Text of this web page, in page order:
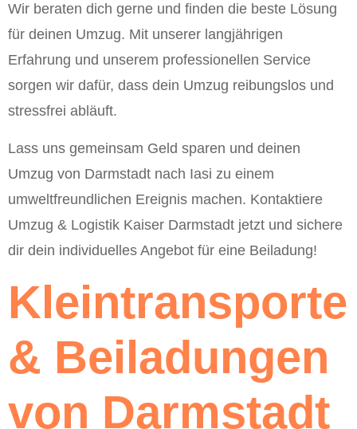
Wir beraten dich gerne und finden die beste Lösung
für deinen Umzug. Mit unserer langjährigen
Erfahrung und unserem professionellen Service
sorgen wir dafür, dass dein Umzug reibungslos und
stressfrei abläuft.
Lass uns gemeinsam Geld sparen und deinen
Umzug von Darmstadt nach Iasi zu einem
umweltfreundlichen Ereignis machen. Kontaktiere
Umzug & Logistik Kaiser Darmstadt jetzt und sichere
dir dein individuelles Angebot für eine Beiladung!
Kleintransporte
& Beiladungen
von Darmstadt